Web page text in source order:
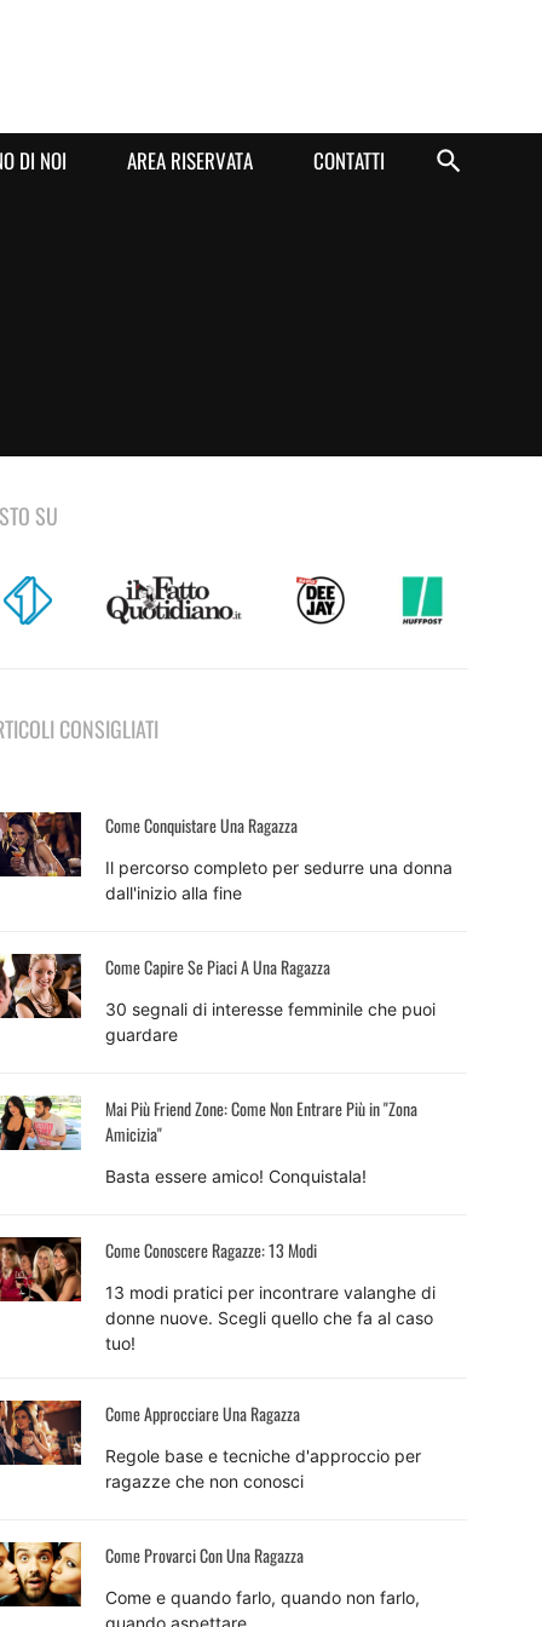
DI NOI AREA RISERVATA CONTATTI
SU
CONSIGLIATI
Come Conquistare Una Ragazza
Il percorso completo per sedurre una donna
dall'inizio alla fine
Come Capire Se Piaci A Una Ragazza
30 segnali di interesse femminile che puoi
guardare
Mai Più Friend Zone: Come Non Entrare Più in "Zona
Amicizia"
Basta essere amico! Conquistala!
Come Conoscere Ragazze: 13 Modi
13 modi pratici per incontrare valanghe di
donne nuove. Scegli quello che fa al caso
tuo!
Come Approcciare Una Ragazza
Regole base e tecniche d'approccio per
ragazze che non conosci
Come Provarci Con Una Ragazza
Come e quando farlo, quando non farlo,
quando aspettare